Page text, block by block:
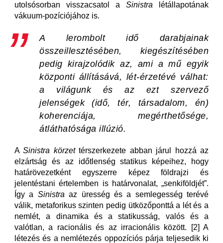
utolsósorban visszacsatol a Sinistra
létállapotának
vákuum-pozíciójához is.
A lerombolt idő darabjainak
összeillesztésében, kiegészítésében
pedig kirajzolódik az, ami a mű egyik
központi állításává, lét-érzetévé válhat:
a világunk és az ezt szervező
jelenségek (idő, tér, társadalom, én)
koherenciája, megérthetősége,
átláthatósága illúzió.
ASinistra körzettérszerkezete abban járul hozzá az
elzártság és az időtlenség statikus képeihez, hogy
határövezetként egyszerre képez földrajzi és
jelentéstani értelemben is határvonalat, „senkiföldjét”.
Így a Sinistra az üresség és a semlegesség terévé
válik, metaforikus szinten pedig ütközőponttá a lét és a
nemlét, a dinamika és a statikusság, valós és a
valótlan, a racionális és az irracionális között. [2] A
létezés és a nemlétezés oppozíciós párja teljesedik ki